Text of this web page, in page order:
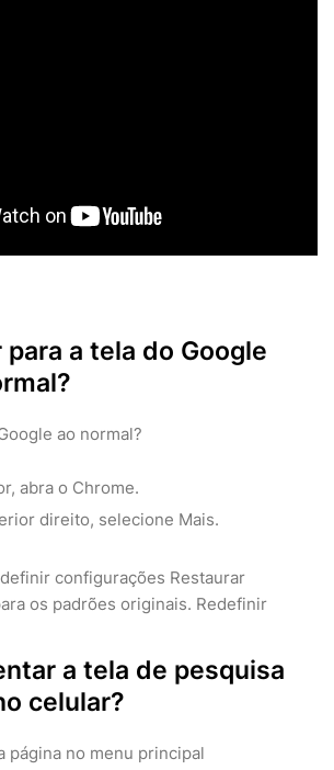
a tela do Google
ao normal?
abra o Chrome.
direito, selecione Mais.
configurações Restaurar
os padrões originais. Redefinir
a tela de pesquisa
celular?
página no menu principal